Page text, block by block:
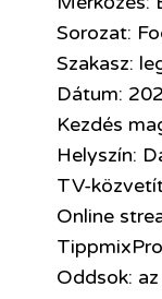
Sorozat:
Szakasz:
Dátum:
Kezdés
Helyszín:
TV-
Online
Oddsok: